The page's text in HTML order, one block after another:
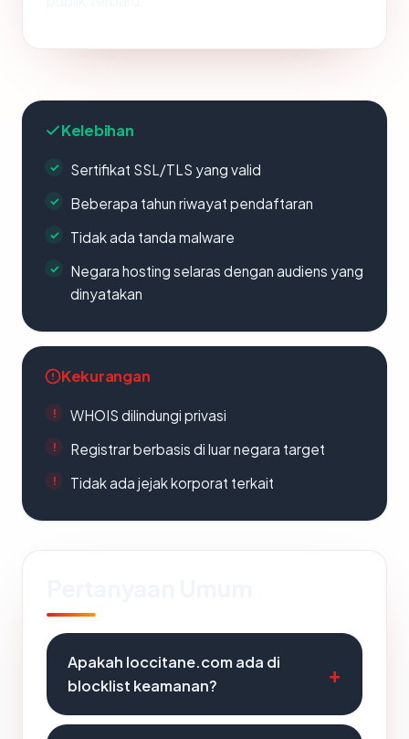
Kelebihan
Sertifikat SSL/TLS yang valid
Beberapa tahun riwayat pendaftaran
Tidak ada tanda malware
Negara hosting selaras dengan audiens yang
dinyatakan
Kekurangan
WHOIS dilindungi privasi
Registrar berbasis di luar negara target
Tidak ada jejak korporat terkait
Apakah loccitane.com ada di
blocklist keamanan?